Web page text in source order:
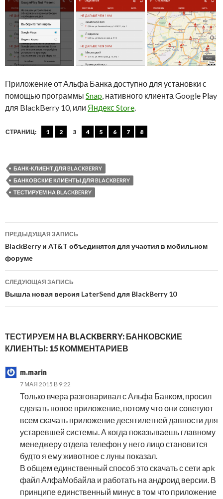
Приложение от Альфа Банка доступно для установки с
помощью программы Snap , нативного клиента Google Play
для BlackBerry 10, или Яндекс Store
СТРАНИЦ: 1 2 3 4 5 6 7 8
БАНК-КЛИЕНТ ДЛЯ BLACKBERRY
БАНКОВСКИЕ КЛИЕНТЫ ДЛЯ BLACKBERRY
ТЕСТИРУЕМ НА BLACKBERRY
Навигация
по
записям
ПРЕДЫДУЩАЯ ЗАПИСЬ
BlackBerry и AT&T объединятся для участия в мобильном
форуме
СЛЕДУЮЩАЯ ЗАПИСЬ
Вышла новая версия LaterSend для BlackBerry 10
ТЕСТИРУЕМ НА BLACKBERRY: БАНКОВСКИЕ
КЛИЕНТЫ: 15 КОММЕНТАРИЕВ
m.marin
7 МАЯ 2015 В 9:22
Только вчера разговаривал с Альфа Банком, просил
сделать новое приложение, потому что они советуют
всем скачать приложение десятилетней давности для
устаревшей системы. А когда показываешь главному
менеджеру отдела телефон у него лицо становится
будто я ему животное с луны показал.
В общем единственный способ это скачать с сети apk
файл АлфаМобайла и работать на андроид версии. В
принципе единственный минус в том что приложение